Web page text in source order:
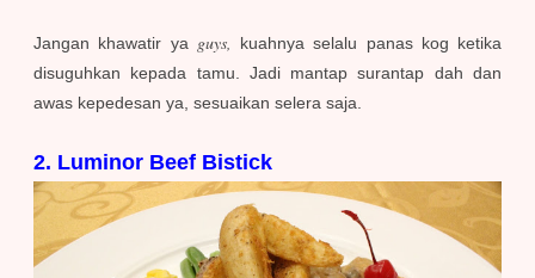
Jangan khawatir ya guys,
kuahnya selalu panas kog ketika
disuguhkan kepada tamu. Jadi mantap surantap dah dan
awas kepedesan ya, sesuaikan selera saja.
2. Luminor Beef Bistick